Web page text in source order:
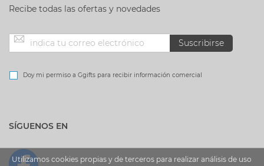
Recibe todas las ofertas y novedades
Inscríbase
a
boletín
de
Suscribirse
Doy mi permiso a Ggifts para recibir información comercial
SÍGUENOS EN
Utilizamos cookies propias y de terceros para realizar análisis de uso